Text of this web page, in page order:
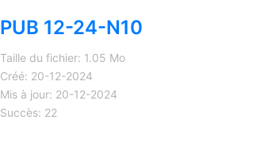
PUB 12-24-N10
Taille du fichier: 1.05 Mo
Créé: 20-12-2024
Mis à jour: 20-12-2024
Succès: 22